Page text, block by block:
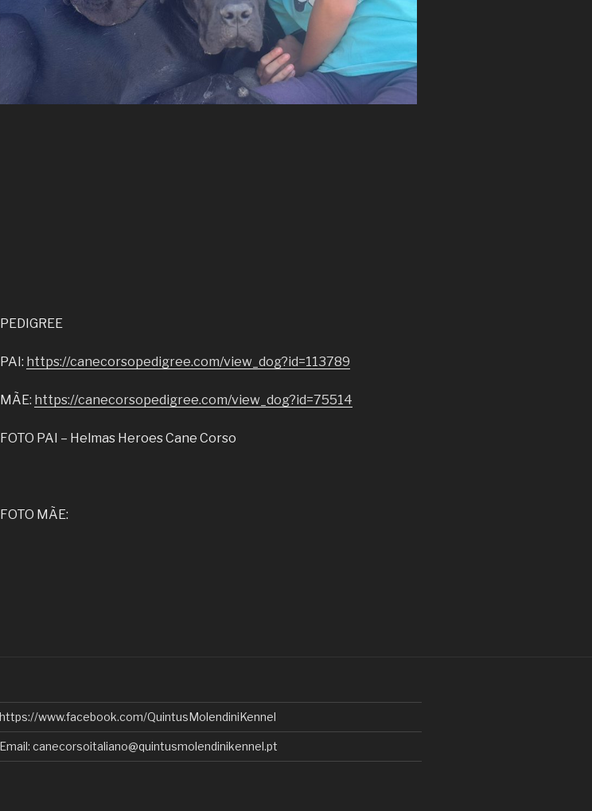
PEDIGREE
PAI: https://canecorsopedigree.com/view_dog?id=113789
MÃE: https://canecorsopedigree.com/view_dog?id=75514
FOTO PAI – Helmas Heroes Cane Corso
FOTO MÃE:
https://www.facebook.com/QuintusMolendiniKennel
Email: canecorsoitaliano@quintusmolendinikennel.pt